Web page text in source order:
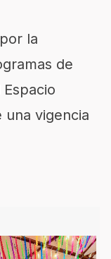
la
de
una vigencia